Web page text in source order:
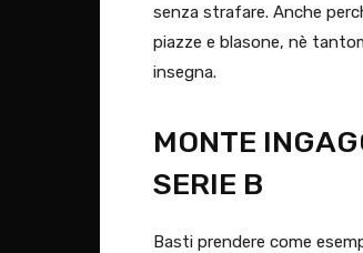
senza strafare. Anche
piazze e blasone, nè
insegna.
MONTE
SERIE B
Basti prendere come